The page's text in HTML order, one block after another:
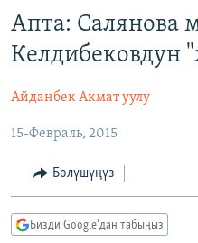
Издөөгө
салыңызКЫРГЫЗСТАН
ЭКОНОМИКА
МАДАНИЯТ
БОРБОР АЗИЯ
АТАЙЫН ИЛИКТӨӨ
ТВ ПРОГРАММАЛАР
БҮГҮН АЗАТТЫКТА
БИЗ ЖАНА ДҮЙНӨ
ПОДКАСТ
ӨЗГӨЧӨ ПИКИР
Апта: Салянова
Келдибековдун
Айданбек Акмат уулу
15-Февраль, 2015
Бөлүшүңүз
Бизди Google'дан табыңыз